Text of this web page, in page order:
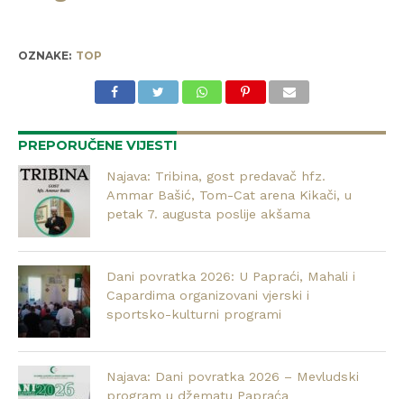
OZNAKE: TOP
PREPORUČENE VIJESTI
Najava: Tribina, gost predavač hfz.
Ammar Bašić, Tom-Cat arena Kikači, u
petak 7. augusta poslije akšama
Dani povratka 2026: U Papraći, Mahali i
Capardima organizovani vjerski i
sportsko-kulturni programi
Najava: Dani povratka 2026 – Mevludski
program u džematu Papraća